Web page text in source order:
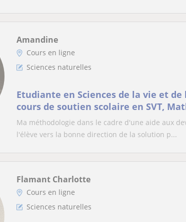
Amandine
Cours en ligne
Sciences naturelles
Etudiante en Sciences de la vie et
cours de soutien scolaire en SVT,
Chimie du collège jusqu'au lycée
Ma méthodologie dans le cadre d'une aide aux
l'élève vers la bonne direction de la solution p...
Flamant Charlotte
Cours en ligne
Sciences naturelles